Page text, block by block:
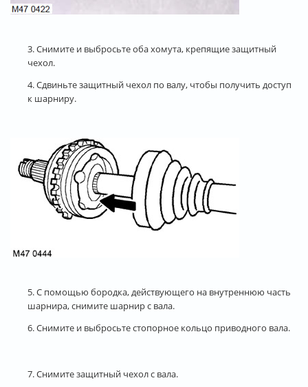
3. Снимите и выбросьте оба хомута, крепящие защитный
чехол.
4. Сдвиньте защитный чехол по валу, чтобы получить доступ
к шарниру.
5. С помощью бородка, действующего на внутреннюю часть
шарнира, снимите шарнир с вала.
6. Снимите и выбросьте стопорное кольцо приводного вала.
7. Снимите защитный чехол с вала.